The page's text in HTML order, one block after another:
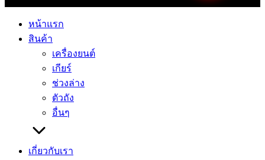
หน้าแรก
สินค้า
เครื่องยนต์
เกียร์
ช่วงล่าง
ตัวถัง
อื่นๆ
เกี่ยวกับเรา